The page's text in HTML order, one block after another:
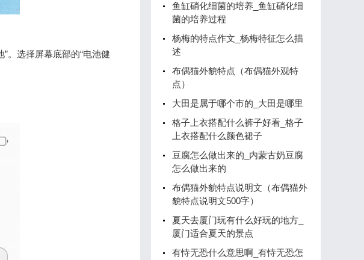
。选择屏幕底部的“电池健
鱼缸硝化细菌的培养_鱼缸硝化细
菌的培养过程
杨梅的特点作文_杨梅特征怎么描
述
布偶猫外貌特点（布偶猫外观特
点）
大田是属于哪个市的_大田是哪里
格子上衣搭配什么裤子好看_格子
上衣搭配什么颜色裙子
豆腐怎么做出来的_内蒙古奶豆腐
怎么做出来的
布偶猫外貌特点说明文（布偶猫外
貌特点说明文500字）
夏天去厦门玩有什么好玩的地方_
厦门适合夏天的景点
有恃无恐什么意思啊_有恃无恐怎